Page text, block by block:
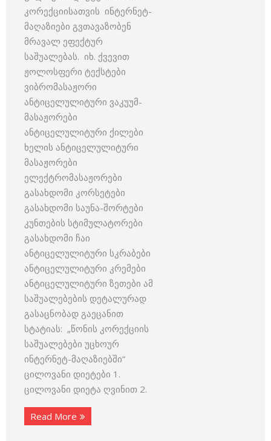
კორექციისათვის ინტერნეტ-
მაღაზიები გვთავაზობენ
მრავალ ეფექტურ
საშუალებას. იხ. ქვევით
ჟოლოსფერი ტექსტები
ვიბრომასაჟორი
ანტიცელულიტური ვაკუუმ-
მასაჟორები
ანტიცელულიტური ქილები
ხელის ანტიცელულიტური
მასაჟორები
ელექტრომასაჟორები
გასახდომი კორსეტები
გასახდომი საუნა-შორტები
კუნთების სტიმულატორები
გასახდომი ჩაი
ანტიცელულიტური სკრაბები
ანტიცელულიტური კრემები
ანტიცელულიტური ზეთები ამ
საშუალებების დეტალურად
გასაცნობად გაეცანით
სტატიას: „წონის კორექციის
საშუალებები უცხოურ
ინტერნეტ-მაღაზიებში“
ცილოვანი დიეტები 1.
ცილოვანი დიეტა ღვინით 2.
Read More